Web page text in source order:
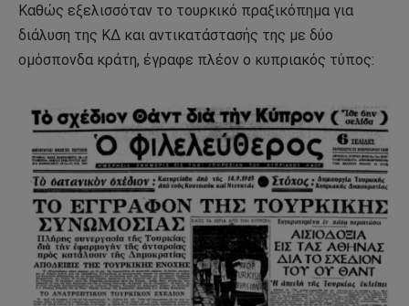
Καθώς εξελισσόταν το τουρκικό πραξικόπημα για
διάλυση της ΚΔ και αντικατάστασής της με δύο
ομόσπονδα κράτη, έγραφε πλέον ο κυπριακός τύπος: